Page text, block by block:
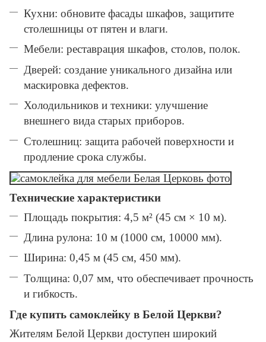
Кухни: обновите фасады шкафов, защитите
столешницы от пятен и влаги.
Мебели: реставрация шкафов, столов, полок.
Дверей: создание уникального дизайна или
маскировка дефектов.
Холодильников и техники: улучшение
внешнего вида старых приборов.
Столешниц: защита рабочей поверхности и
продление срока службы.
Технические характеристики
Площадь покрытия: 4,5 м² (45 см × 10 м).
Длина рулона: 10 м (1000 см, 10000 мм).
Ширина: 0,45 м (45 см, 450 мм).
Толщина: 0,07 мм, что обеспечивает прочность
и гибкость.
Где купить самоклейку в Белой Церкви?
Жителям Белой Церкви доступен широкий